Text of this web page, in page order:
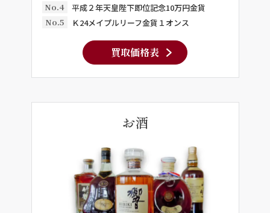
No.4
平成２年天皇陛下即位記念10万円金貨
No.5
Ｋ24メイプルリーフ金貨１オンス
買取価格表
お酒